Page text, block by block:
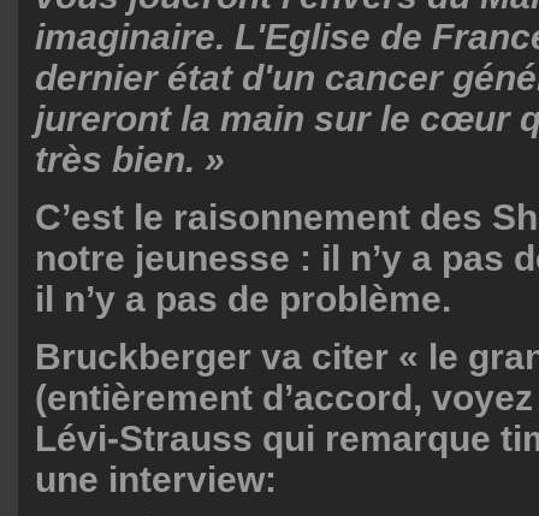
imaginaire. L'Eglise de
dernier état d'un cancer
jureront la main sur le cœur
très bien. »
C’est le raisonnement des
notre jeunesse : il n’y a pas
il n’y a pas de problème.
Bruckberger va citer « le
(entièrement d’accord,
Lévi-Strauss qui remarque
une interview: